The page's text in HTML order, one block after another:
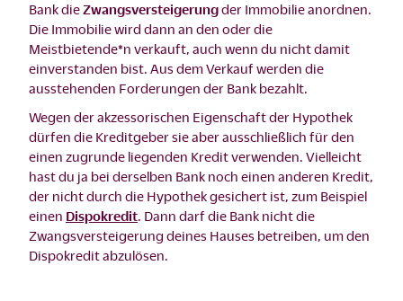
Bank die Zwangsversteigerungder Immobilie anordnen.
Die Immobilie wird dann an den oder die
Meistbietende*n verkauft, auch wenn du nicht damit
einverstanden bist. Aus dem Verkauf werden die
ausstehenden Forderungen der Bank bezahlt.
Wegen der akzessorischen Eigenschaft der Hypothek
dürfen die Kreditgeber sie aber ausschließlich für den
einen zugrunde liegenden Kredit verwenden. Vielleicht
hast du ja bei derselben Bank noch einen anderen Kredit,
der nicht durch die Hypothek gesichert ist, zum Beispiel
einen Dispokredit . Dann darf die Bank nicht die
Zwangsversteigerung deines Hauses betreiben, um den
Dispokredit abzulösen.